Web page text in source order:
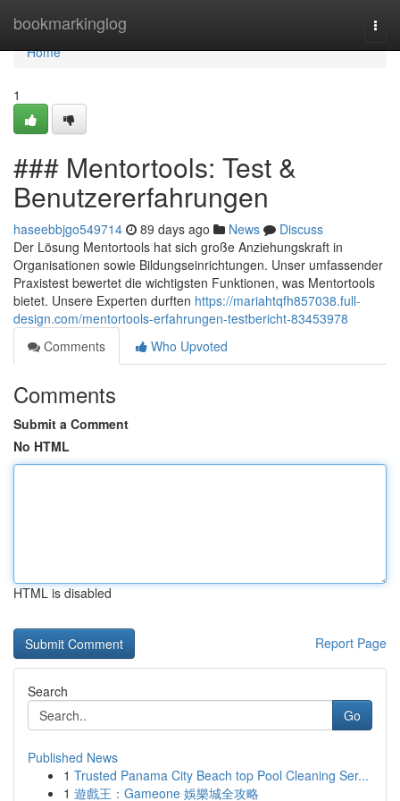
bookmarkinglog
Home
Home
1
### Mentortools: Test &
Benutzererfahrungen
haseebbjgo549714 89 days ago News
Discuss
Der Lösung Mentortools hat sich große Anziehungskraft in
Organisationen sowie Bildungseinrichtungen. Unser umfassender
Praxistest bewertet die wichtigsten Funktionen, was Mentortools
bietet. Unsere Experten durften https://mariahtqfh857038.full-
design.com/mentortools-erfahrungen-testbericht-83453978
Comments
Who Upvoted
Comments
Submit a Comment
No HTML
HTML is disabled
Report Page
Search
Go
Published News
1 Trusted Panama City Beach top Pool Cleaning Ser...
1 遊戲王：Gameone 娛樂城全攻略